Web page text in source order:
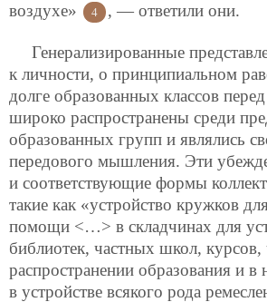
воздухе»
4 , — ответили они.
Генерализированные
к личности, о принципиальном
долге образованных классов
широко распространены среди
образованных групп и являлись
передового мышления. Эти
и соответствующие формы
такие как «устройство кружков
помощи <…> в складчинах для
библиотек, частных школ,
распространении образования и
в устройстве всякого рода